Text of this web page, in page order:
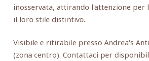
inosservata, attirando l'attenzione per
il loro stile distintivo.
Visibile e ritirabile presso Andrea's
(zona centro). Contattaci per